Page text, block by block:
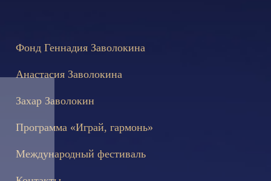
Фонд Геннадия Заволокина
Анастасия Заволокина
Захар Заволокин
Программа «Играй, гармонь»
Международный фестиваль